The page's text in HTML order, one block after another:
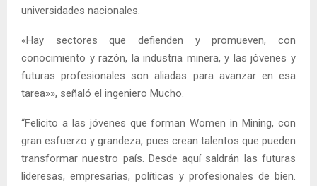
universidades nacionales.
«Hay sectores que defienden y promueven, con
conocimiento y razón, la industria minera, y las jóvenes y
futuras profesionales son aliadas para avanzar en esa
tarea»», señaló el ingeniero Mucho.
“Felicito a las jóvenes que forman Women in Mining, con
gran esfuerzo y grandeza, pues crean talentos que pueden
transformar nuestro país. Desde aquí saldrán las futuras
lideresas, empresarias, políticas y profesionales de bien.